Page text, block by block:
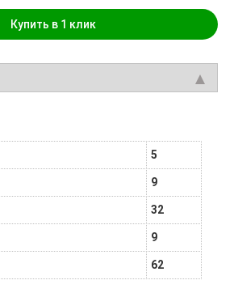
Купить в 1 клик
5
9
32
9
62